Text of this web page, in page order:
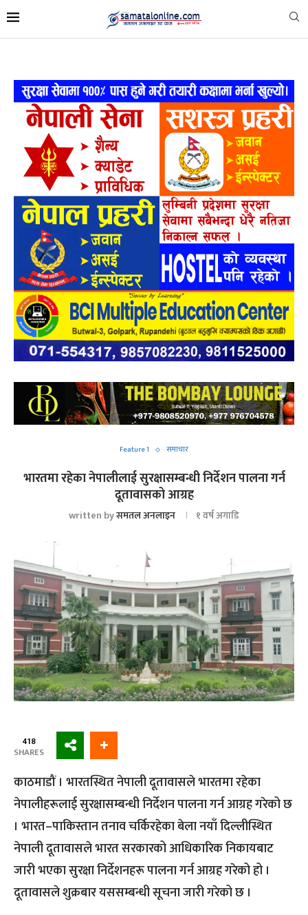
Feature 1 समाचार
भारतमा रहेका नेपालीलाई सुरक्षासम्बन्धी निर्देशन पालना गर्न
दूतावासको आग्रह
written byसमतल अनलाइन १ वर्ष अगाडि
418
SHARES
काठमाडौं । भारतस्थित नेपाली दूतावासले भारतमा रहेका
नेपालीहरूलाई सुरक्षासम्बन्धी निर्देशन पालना गर्न आग्रह गरेको छ
। भारत–पाकिस्तान तनाव चर्किरहेका बेला नयाँ दिल्लीस्थित
नेपाली दूतावासले भारत सरकारको आधिकारिक निकायबाट
जारी भएका सुरक्षा निर्देशनहरू पालना गर्न आग्रह गरेको हो ।
दूतावासले शुक्रबार यससम्बन्धी सूचना जारी गरेको छ ।